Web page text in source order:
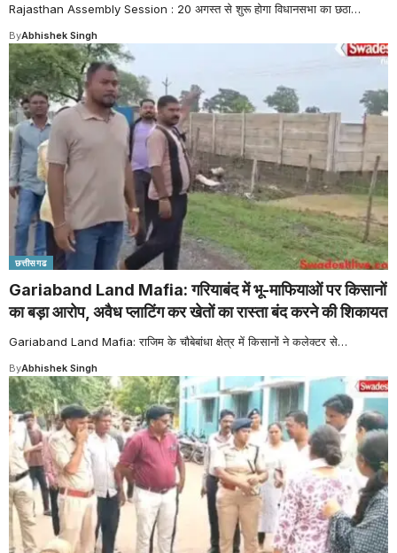
Rajasthan Assembly Session : 20 अगस्त से शुरू होगा विधानसभा का छठा…
ByAbhishek Singh
छत्तीसगढ
Gariaband Land Mafia: गरियाबंद में भू-माफियाओं पर किसानों
का बड़ा आरोप, अवैध प्लाटिंग कर खेतों का रास्ता बंद करने की शिकायत
Gariaband Land Mafia: राजिम के चौबेबांधा क्षेत्र में किसानों ने कलेक्टर से…
ByAbhishek Singh